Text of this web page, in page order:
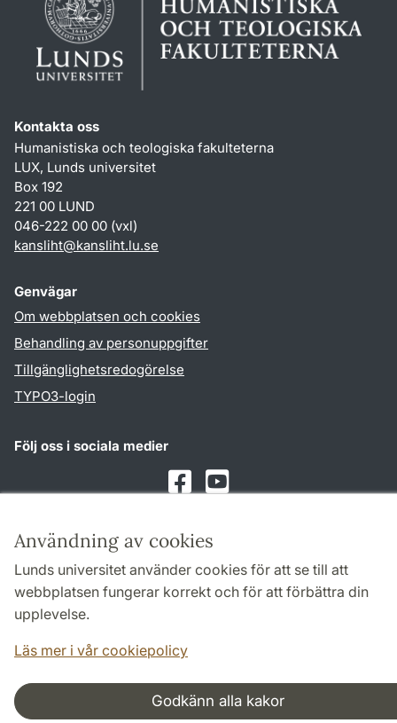
Användning av cookies
Lunds universitet använder cookies för att se till att
webbplatsen fungerar korrekt och för att förbättra din
upplevelse.
Läs mer i vår cookiepolicy
Godkänn alla kakor
Kontakta oss
Humanistiska och teologiska fakulteterna
LUX, Lunds universitet
Box 192
221 00 LUND
046-222 00 00 (vxl)
kansliht@kansliht.lu.se
Genvägar
Om webbplatsen och cookies
Behandling av personuppgifter
Tillgänglighetsredogörelse
TYPO3-login
Följ oss i sociala medier
Facebook
Youtube
Samarbeten och nätverk